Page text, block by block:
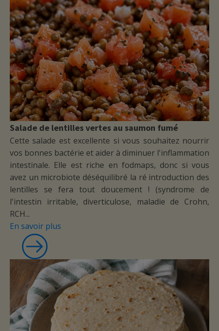
Il faut du temps, de la persévérance et
de la volonté. Et accepter de se faire
accompagner par quelqu'un de
compétent.
J'espère que ce témoignage vous
encouragera et vous sera utile.
En attendant je remercie Souad pour
son accompagnement et sa
bienveillance
Madame Sartori que j'ai l'occasion de
rencontrer est une femme très
accessible, simple et surtout très
professionnelle. Mon ami l'ayant
a été très agréablement surpris par le
sérieux avec lequel elle s'est occupé
de son problème allant jusqu'à solliciter
le médecin néphrologue qui le suit. Elle
l'a reçu hors rendez-vous et
Salade de lentilles vertes au saumon fumé
Cette salade est excellente si vous souhaitez nourrir
vos bonnes bactérie et aider à diminuer l'inflammation
intestinale. Elle est riche en fodmaps, donc si vous
avez un microbiote déséquilibré la ré introduction des
lentilles se fera tout doucement ! (syndrome de
l'intestin irritable, diverticulose, maladie de Crohn,
RCH...
En savoir plus